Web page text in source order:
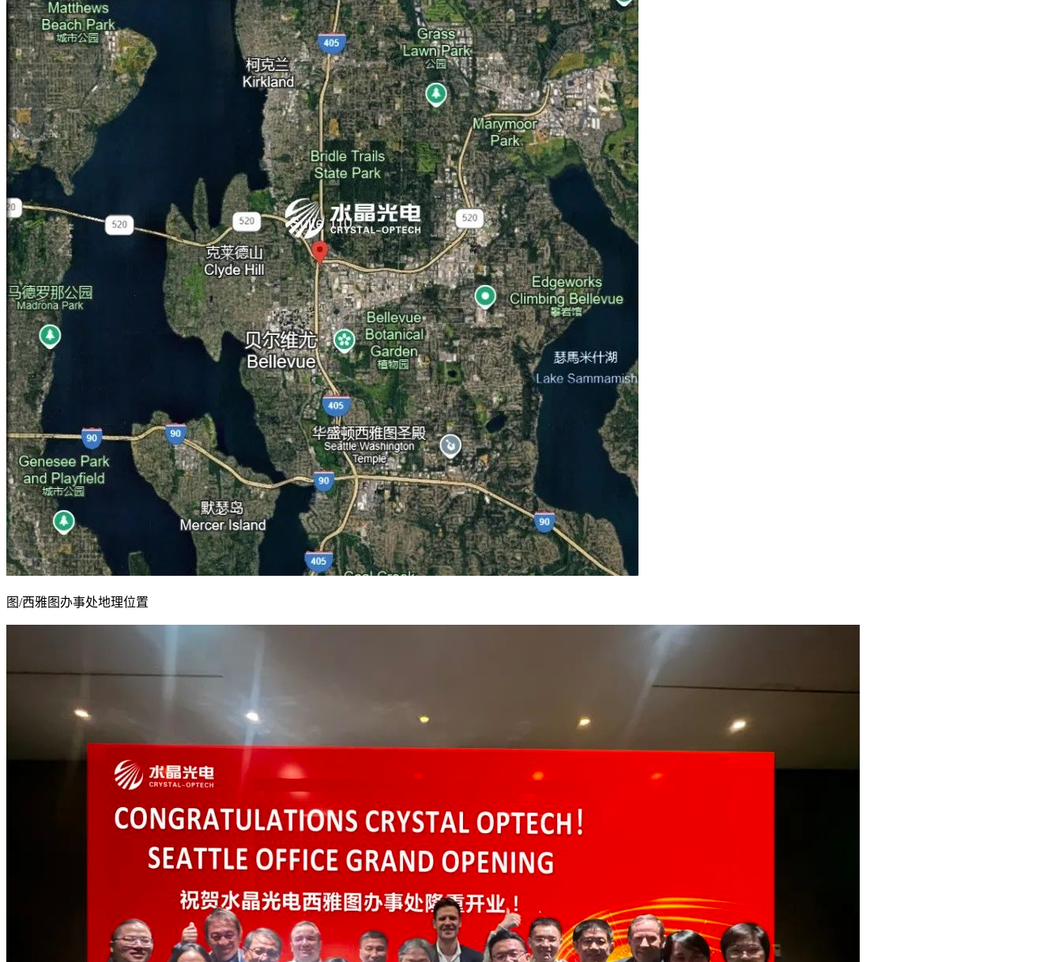
图/西雅图办事处地理位置